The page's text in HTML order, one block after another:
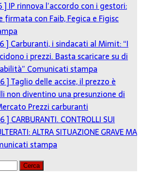
]IP rinnova l’accordo con i gestori:
firmata con Faib, Fegica e Figisc
]Carburanti, i sindacati al Mimit: “I
i prezzi. Basta scaricare su di
Comunicati stampa
]Taglio delle accise, il prezzo è
non diventino una presunzione di
Prezzi carburanti
]CARBURANTI. CONTROLLI SUI
ALTRA SITUAZIONE GRAVE MA
stampa